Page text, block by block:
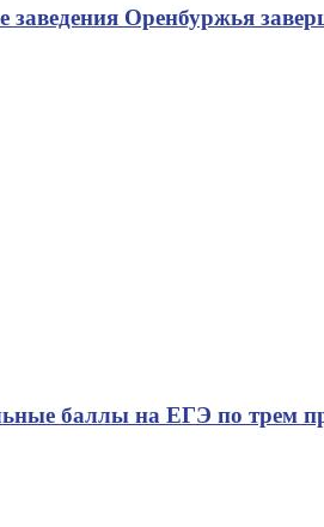
Оренбуржья
баллы на ЕГЭ по трем